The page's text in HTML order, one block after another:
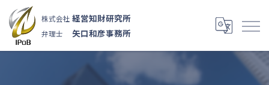
株式会社 経営知財研究所
弁理士 矢口和彦事務所